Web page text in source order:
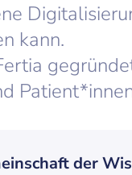
kann.
der